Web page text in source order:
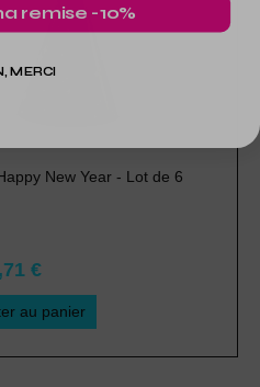
New Year - Lot de 6
€
au panier
remise -10%
MERCI